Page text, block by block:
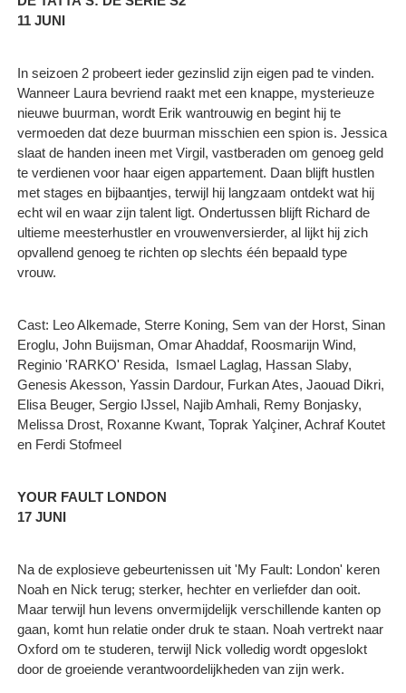
11 JUNI
In seizoen 2 probeert ieder gezinslid zijn eigen pad te vinden.
Wanneer Laura bevriend raakt met een knappe, mysterieuze
nieuwe buurman, wordt Erik wantrouwig en begint hij te
vermoeden dat deze buurman misschien een spion is. Jessica
slaat de handen ineen met Virgil, vastberaden om genoeg geld
te verdienen voor haar eigen appartement. Daan blijft hustlen
met stages en bijbaantjes, terwijl hij langzaam ontdekt wat hij
echt wil en waar zijn talent ligt. Ondertussen blijft Richard de
ultieme meesterhustler en vrouwenversierder, al lijkt hij zich
opvallend genoeg te richten op slechts één bepaald type
vrouw.
Cast: Leo Alkemade, Sterre Koning, Sem van der Horst, Sinan
Eroglu, John Buijsman, Omar Ahaddaf, Roosmarijn Wind,
Reginio 'RARKO' Resida, Ismael Laglag, Hassan Slaby,
Genesis Akesson, Yassin Dardour, Furkan Ates, Jaouad Dikri,
Elisa Beuger, Sergio IJssel, Najib Amhali, Remy Bonjasky,
Melissa Drost, Roxanne Kwant, Toprak Yalçiner, Achraf Koutet
en Ferdi Stofmeel
YOUR FAULT LONDON
17 JUNI
Na de explosieve gebeurtenissen uit 'My Fault: London' keren
Noah en Nick terug; sterker, hechter en verliefder dan ooit.
Maar terwijl hun levens onvermijdelijk verschillende kanten op
gaan, komt hun relatie onder druk te staan. Noah vertrekt naar
Oxford om te studeren, terwijl Nick volledig wordt opgeslokt
door de groeiende verantwoordelijkheden van zijn werk.